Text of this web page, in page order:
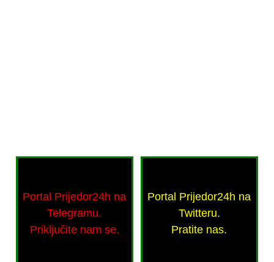
Portal Prijedor24h na
Telegramu.
Priključite nam se.
Portal Prijedor24h na
Twitteru.
Pratite nas.